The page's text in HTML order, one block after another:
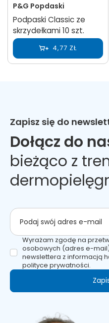
P&G Popdaski
Podpaski Classic ze
skrzydełkami 10 szt.
4,77 ZŁ
Zapisz się do
Dołącz do
bieżąco z
Podaj swój adres e-mail
Wyrażam zgodę na
osobowych (adres e-
newslettera z informacją
polityce prywatności.